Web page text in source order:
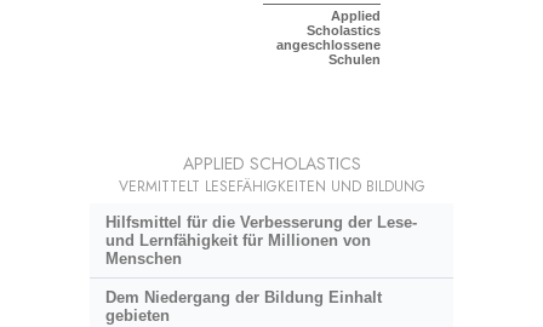
Applied
Scholastics
angeschlossene
Schulen
APPLIED SCHOLASTICS
VERMITTELT LESEFÄHIGKEITEN UND BILDUNG
Hilfsmittel für die Verbesserung der Lese-
und Lernfähigkeit für Millionen von
Menschen
Dem Niedergang der Bildung Einhalt
gebieten